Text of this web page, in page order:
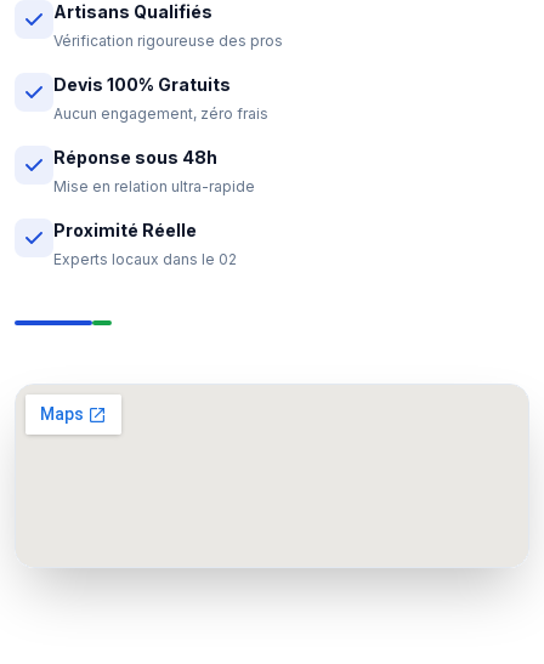
Artisans Qualifiés
Vérification rigoureuse des pros
Devis 100% Gratuits
Aucun engagement, zéro frais
Réponse sous 48h
Mise en relation ultra-rapide
Proximité Réelle
Experts locaux dans le 02